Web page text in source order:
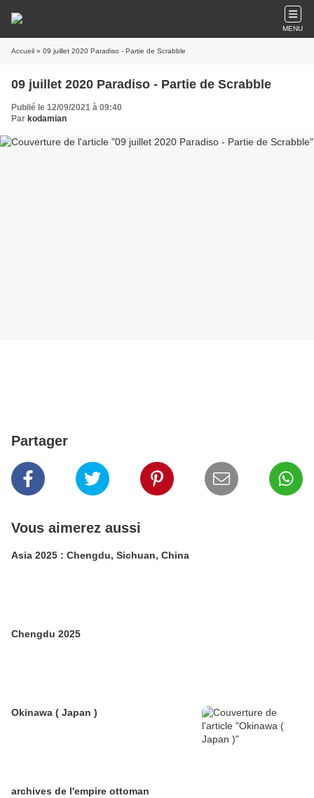
MENU
Accueil » 09 juillet 2020 Paradiso - Partie de Scrabble
09 juillet 2020 Paradiso - Partie de Scrabble
Publié le 12/09/2021 à 09:40
Par kodamian
Partager
Vous aimerez aussi
Asia 2025 : Chengdu, Sichuan, China
Chengdu 2025
Okinawa ( Japan )
archives de l'empire ottoman